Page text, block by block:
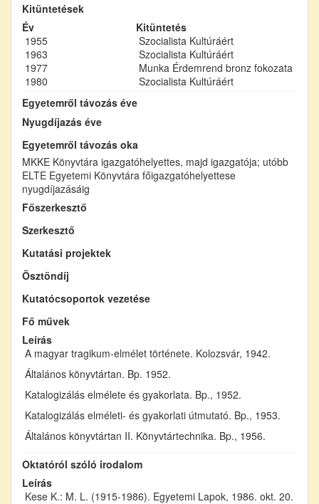
Kitüntetések
Év
Kitüntetés
1955
Szocialista Kultúráért
1963
Szocialista Kultúráért
1977
Munka Érdemrend bronz fokozata
1980
Szocialista Kultúráért
Egyetemről távozás éve
Nyugdíjazás éve
Egyetemről távozás oka
MKKE Könyvtára igazgatóhelyettes, majd igazgatója; utóbb
ELTE Egyetemi Könyvtára főigazgatóhelyettese
nyugdíjazásáig
Főszerkesztő
Szerkesztő
Kutatási projektek
Ösztöndíj
Kutatócsoportok vezetése
Fő művek
Leírás
A magyar tragikum-elmélet története. Kolozsvár, 1942.
Általános könyvtártan. Bp. 1952.
Katalogizálás elmélete és gyakorlata. Bp., 1952.
Katalogizálás elméleti- és gyakorlati útmutató. Bp., 1953.
Általános könyvtártan II. Könyvtártechnika. Bp., 1956.
Oktatóról szóló irodalom
Leírás
Kese K.: M. L. (1915-1986). Egyetemi Lapok, 1986. okt. 20.